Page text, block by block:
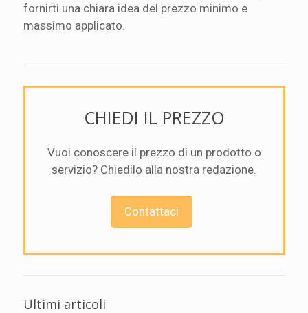
fornirti una chiara idea del prezzo minimo e
massimo applicato.
CHIEDI IL PREZZO
Vuoi conoscere il prezzo di un prodotto o
servizio? Chiedilo alla nostra redazione.
Contattaci
Ultimi articoli